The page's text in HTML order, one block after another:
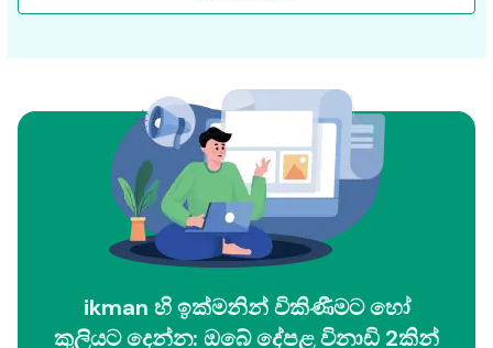
ikman හි ඉක්මනින් විකිණීමට හෝ
කුලියට දෙන්න: ඔබේ දේපළ විනාඩි 2කින්